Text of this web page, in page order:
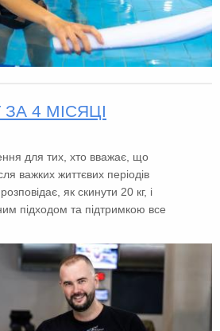
4 МІСЯЦІ
для тих, хто вважає, що
важких життєвих періодів
як скинути 20 кг, і
підходом та підтримкою все